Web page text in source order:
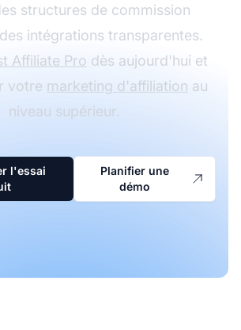
structures de commission
intégrations transparentes.
Affiliate Pro dès aujourd'hui et
votre marketing d'affiliation au
niveau supérieur.
l'essai
Planifier une
démo